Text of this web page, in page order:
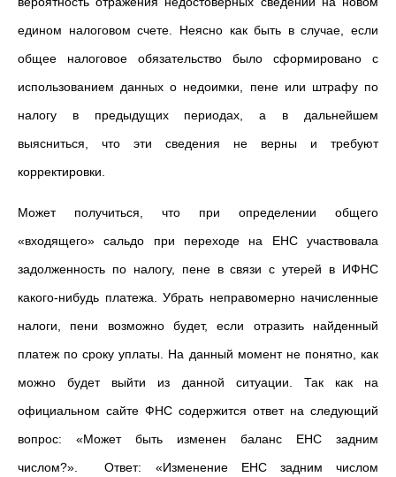
едином налоговом счете. Неясно как быть в случае, если
общее налоговое обязательство было сформировано с
использованием данных о недоимки, пене или штрафу по
налогу в предыдущих периодах, а в дальнейшем
выясниться, что эти сведения не верны и требуют
корректировки.
Может получиться, что при определении общего
«входящего» сальдо при переходе на ЕНС участвовала
задолженность по налогу, пене в связи с утерей в ИФНС
какого-нибудь платежа. Убрать неправомерно начисленные
налоги, пени возможно будет, если отразить найденный
платеж по сроку уплаты. На данный момент не понятно, как
можно будет выйти из данной ситуации. Так как на
официальном сайте ФНС содержится ответ на следующий
вопрос: «Может быть изменен баланс ЕНС задним
числом?». Ответ: «Изменение ЕНС задним числом